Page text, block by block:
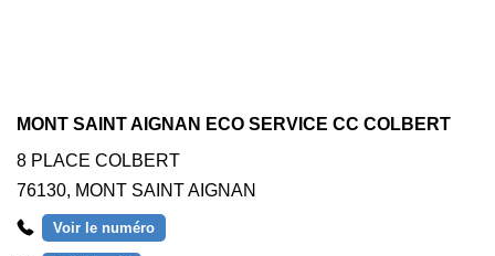
MONT SAINT AIGNAN ECO SERVICE CC COLBERT
8 PLACE COLBERT
76130, MONT SAINT AIGNAN
Voir le numéro